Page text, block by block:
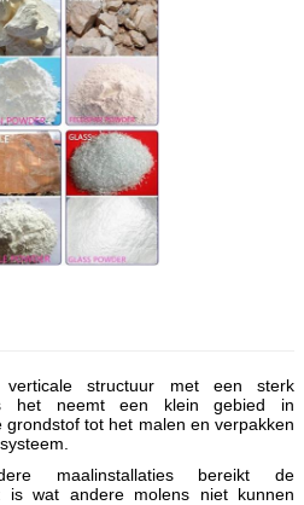
structuur met een sterk
het neemt een klein gebied in
tot het malen en verpakken
maalinstallaties bereikt de
is wat andere molens niet kunnen